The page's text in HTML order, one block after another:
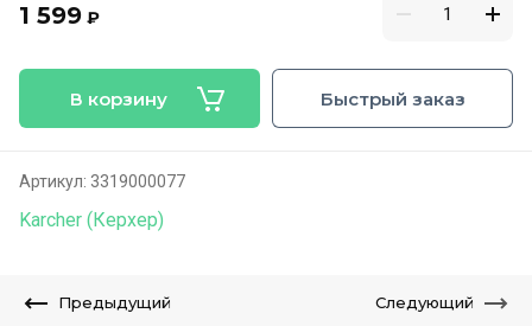
1 599 ₽
В корзину Быстрый заказ
Артикул: 3319000077
Karcher (Керхер)
Предыдущий Следующий